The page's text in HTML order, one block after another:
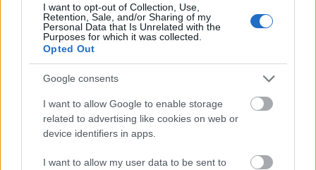
I want to opt-out of Collection, Use,
Retention, Sale, and/or Sharing of my
Personal Data that Is Unrelated with the
Purposes for which it was collected.
Opted Out
Google consents
I want to allow Google to enable storage
related to advertising like cookies on web or
device identifiers in apps.
I want to allow my user data to be sent to